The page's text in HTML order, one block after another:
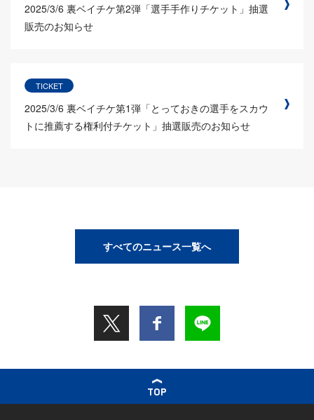
2025/3/6 裏ベイチケ第2弾「選手手作りチケット」抽選
販売のお知らせ
TICKET
2025/3/6 裏ベイチケ第1弾「とっておきの選手をスカウ
トに推薦する権利付チケット」抽選販売のお知らせ
すべてのニュース一覧へ
TOP